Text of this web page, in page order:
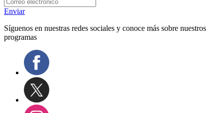
Enviar
Síguenos en nuestras redes sociales y conoce más sobre nuestros
programas